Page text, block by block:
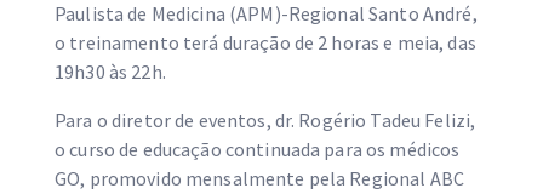
Paulista de Medicina (APM)-Regional Santo André,
o treinamento terá duração de 2 horas e meia, das
19h30 às 22h.
Para o diretor de eventos, dr. Rogério Tadeu Felizi,
o curso de educação continuada para os médicos
GO, promovido mensalmente pela Regional ABC